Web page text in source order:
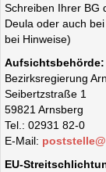
Schreiben Ihrer BG
Deula oder auch
bei Hinweise)
Aufsichtsbehörde:
Bezirksregierung
Seibertzstraße 1
59821 Arnsberg
Tel.: 02931 82-0
E-Mail:
EU-